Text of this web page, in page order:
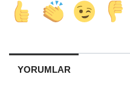
YORUMLAR